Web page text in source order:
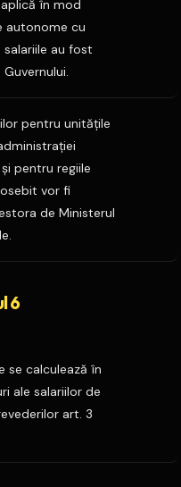
în mod
autonome cu
au fost
pentru unităţile
pentru regiile
vor fi
de Ministerul
6
se calculează în
ale salariilor de
art. 3